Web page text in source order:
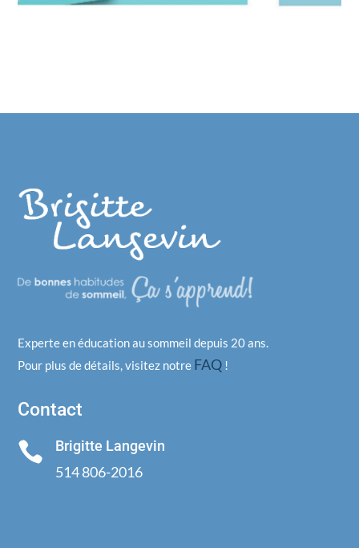
Experte en éducation au sommeil depuis 20 ans.
Pour plus de détails, visitez notre FAQ !
Contact
 Brigitte Langevin
514 806-2016